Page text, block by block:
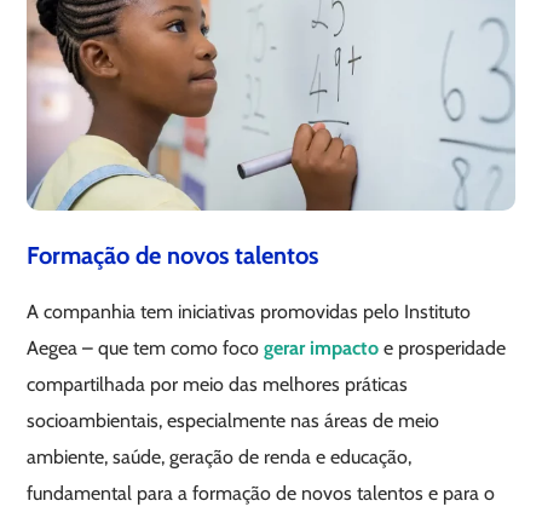
Formação de novos talentos
A companhia tem iniciativas promovidas pelo Instituto
Aegea – que tem como focogerar impacto e prosperidade
compartilhada por meio das melhores práticas
socioambientais, especialmente nas áreas de meio
ambiente, saúde, geração de renda e educação,
fundamental para a formação de novos talentos e para o